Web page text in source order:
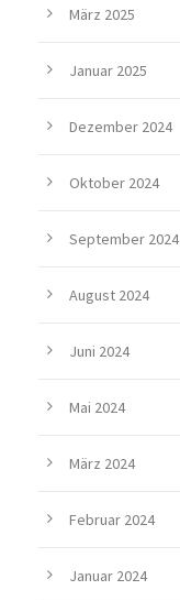
März 2025
Januar 2025
Dezember 2024
Oktober 2024
September 2024
August 2024
Juni 2024
Mai 2024
März 2024
Februar 2024
Januar 2024